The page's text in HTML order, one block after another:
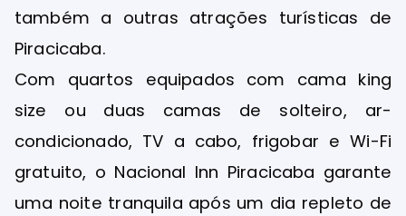
também a outras atrações turísticas de
Piracicaba.
Com quartos equipados com cama king
size ou duas camas de solteiro, ar-
condicionado, TV a cabo, frigobar e Wi-Fi
gratuito, o Nacional Inn Piracicaba garante
uma noite tranquila após um dia repleto de